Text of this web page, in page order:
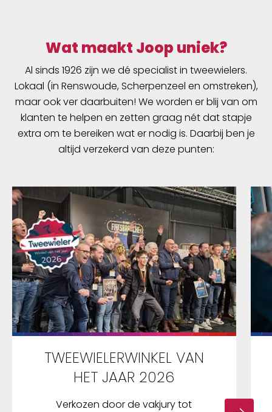
Wat maakt Joop uniek?
Al sinds 1926 zijn we dé specialist in tweewielers.
Lokaal (in Renswoude, Scherpenzeel en omstreken),
maar ook ver daarbuiten! We worden er blij van om
klanten te helpen en zetten graag nét dat stapje
extra om te bereiken wat er nodig is. Daarbij ben je
altijd verzekerd van deze punten:
TWEEWIELERWINKEL VAN
HET JAAR 2026
Verkozen door de vakjury tot